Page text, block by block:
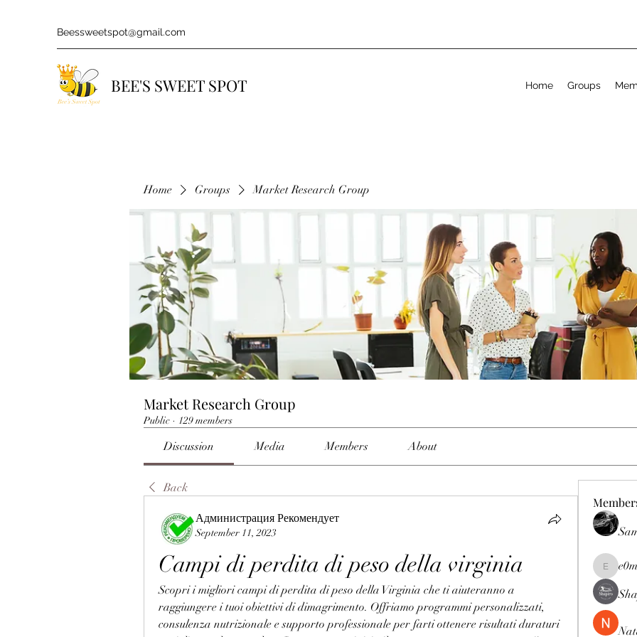
Beessweetspot@gmail.com
BEE'S SWEET SPOT Home Groups
Home Groups Market Research Group
Market Research Group
Public · 129 members
Discussion Media Members About
Back
Администрация Рекомендует
September 11, 2023
Campi di perdita di peso della virginia
Scopri i migliori campi di perdita di peso della Virginia che ti aiuteranno a
raggiungere i tuoi obiettivi di dimagrimento. Offriamo programmi personalizzati,
consulenza nutrizionale e supporto professionale per farti ottenere risultati duraturi